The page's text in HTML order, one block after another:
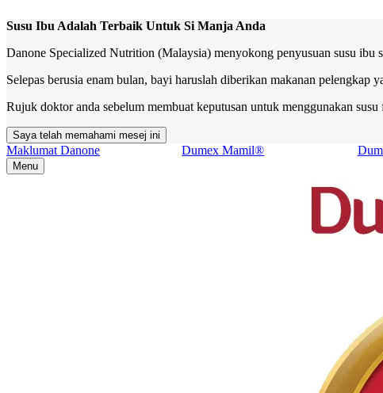
Susu Ibu Adalah Terbaik Untuk Si Manja Anda
Danone Specialized Nutrition (Malaysia) menyokong penyusuan susu ibu
Selepas berusia enam bulan, bayi haruslah diberikan makanan pelengkap
Rujuk doktor anda sebelum membuat keputusan untuk menggunakan
Saya telah memahami mesej ini
Maklumat Danone Dumex Mamil®
Menu